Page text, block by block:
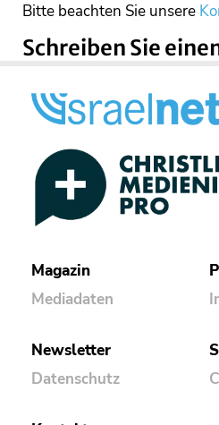
Bitte beachten Sie unsere
Schreiben Sie
Magazin
Mediadaten
Newsletter
Datenschutz